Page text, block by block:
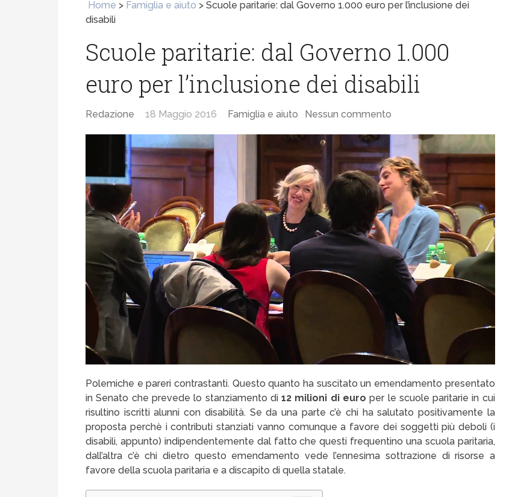
Home > Famiglia e aiuto >Scuole paritarie: dal Governo 1.000 euro per l’inclusione dei
disabili
Scuole paritarie: dal Governo 1.000
euro per l’inclusione dei disabili
Redazione 18 Maggio 2016 Famiglia e aiuto Nessun commento
Polemiche e pareri contrastanti. Questo quanto ha suscitato un emendamento presentato
in Senato che prevede lo stanziamento di12 milioni di euro per le scuole paritarie in cui
risultino iscritti alunni con disabilità. Se da una parte c’è chi ha salutato positivamente la
proposta perchè i contributi stanziati vanno comunque a favore dei soggetti più deboli (i
disabili, appunto) indipendentemente dal fatto che questi frequentino una scuola paritaria,
dall’altra c’è chi dietro questo emendamento vede l’ennesima sottrazione di risorse a
favore della scuola paritaria e a discapito di quella statale.